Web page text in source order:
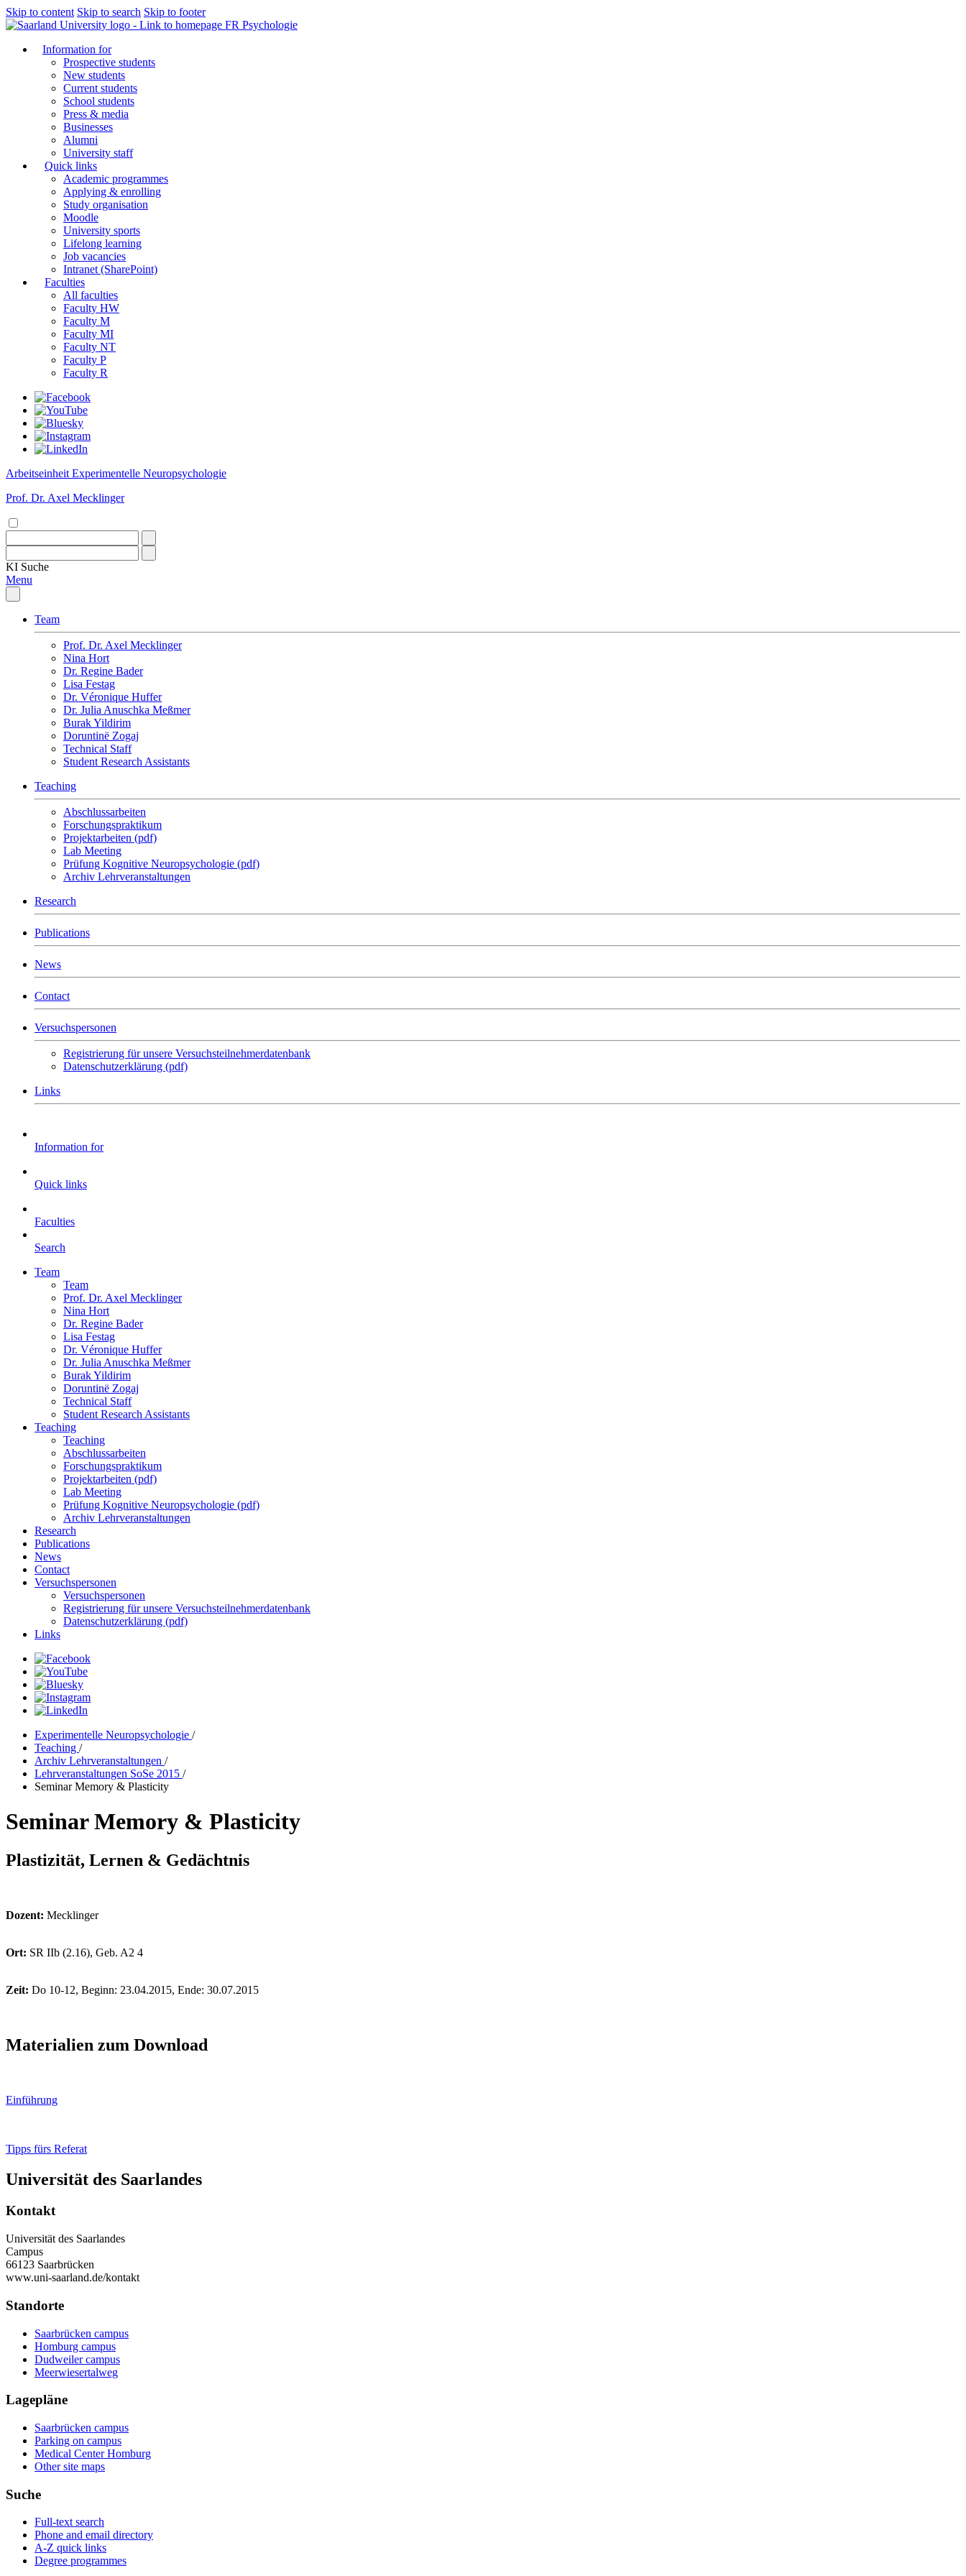
Skip to content Skip to search Skip to footer
FR Psychologie
Information for
Prospective students
New students
Current students
School students
Press & media
Businesses
Alumni
University staff
Quick links
Academic programmes
Applying & enrolling
Study organisation
Moodle
University sports
Lifelong learning
Job vacancies
Intranet (SharePoint)
Faculties
All faculties
Faculty HW
Faculty M
Faculty MI
Faculty NT
Faculty P
Faculty R
Arbeitseinheit Experimentelle Neuropsychologie
Prof. Dr. Axel Mecklinger
KI Suche
Menu
Team
Prof. Dr. Axel Mecklinger
Nina Hort
Dr. Regine Bader
Lisa Festag
Dr. Véronique Huffer
Dr. Julia Anuschka Meßmer
Burak Yildirim
Doruntinë Zogaj
Technical Staff
Student Research Assistants
Teaching
Abschlussarbeiten
Forschungspraktikum
Projektarbeiten (pdf)
Lab Meeting
Prüfung Kognitive Neuropsychologie (pdf)
Archiv Lehrveranstaltungen
Research
Publications
News
Contact
Versuchspersonen
Registrierung für unsere Versuchsteilnehmerdatenbank
Datenschutzerklärung (pdf)
Links
Information for
Quick links
Faculties
Search
Team
Team
Prof. Dr. Axel Mecklinger
Nina Hort
Dr. Regine Bader
Lisa Festag
Dr. Véronique Huffer
Dr. Julia Anuschka Meßmer
Burak Yildirim
Doruntinë Zogaj
Technical Staff
Student Research Assistants
Teaching
Teaching
Abschlussarbeiten
Forschungspraktikum
Projektarbeiten (pdf)
Lab Meeting
Prüfung Kognitive Neuropsychologie (pdf)
Archiv Lehrveranstaltungen
Research
Publications
News
Contact
Versuchspersonen
Versuchspersonen
Registrierung für unsere Versuchsteilnehmerdatenbank
Datenschutzerklärung (pdf)
Links
Experimentelle Neuropsychologie /
Teaching /
Archiv Lehrveranstaltungen /
Lehrveranstaltungen SoSe 2015 /
Seminar Memory & Plasticity
Seminar Memory & Plasticity
Plastizität, Lernen & Gedächtnis
Dozent: Mecklinger
Ort: SR IIb (2.16), Geb. A2 4
Zeit: Do 10-12, Beginn: 23.04.2015, Ende: 30.07.2015
Materialien zum Download
Einführung
Tipps fürs Referat
Universität des Saarlandes
Kontakt
Universität des Saarlandes
Campus
66123 Saarbrücken
www.uni-saarland.de/kontakt
Standorte
Saarbrücken campus
Homburg campus
Dudweiler campus
Meerwiesertalweg
Lagepläne
Saarbrücken campus
Parking on campus
Medical Center Homburg
Other site maps
Suche
Full-text search
Phone and email directory
A-Z quick links
Degree programmes